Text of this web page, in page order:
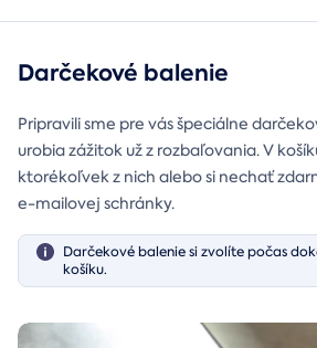
Darčekové balenie
Pripravili sme pre vás špeciálne
urobia zážitok už z rozbaľovania. V
ktorékoľvek z nich alebo si nechať
e-mailovej schránky.
Darčekové balenie si zvolíte počas
košíku.